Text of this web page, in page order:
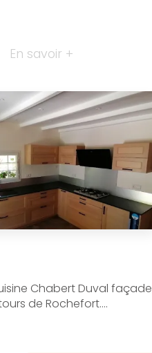
En savoir +
Chabert Duval façade
de Rochefort....